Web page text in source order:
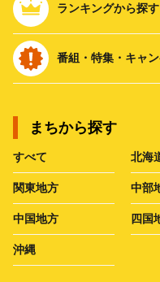
ランキングから探す
番組・特集・キャ
まちから探す
すべて 北海
関東地方 中部
中国地方 四国
沖縄